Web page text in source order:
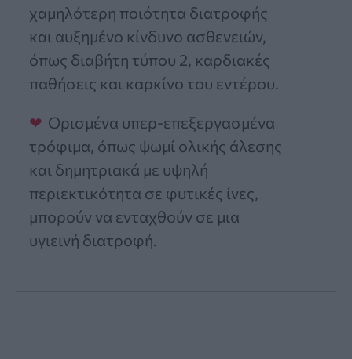
χαμηλότερη ποιότητα διατροφής
και αυξημένο κίνδυνο ασθενειών,
όπως διαβήτη τύπου 2, καρδιακές
παθήσεις και καρκίνο του εντέρου.
Ορισμένα υπερ-επεξεργασμένα
τρόφιμα, όπως ψωμί ολικής άλεσης
και δημητριακά με υψηλή
περιεκτικότητα σε φυτικές ίνες,
μπορούν να ενταχθούν σε μια
υγιεινή διατροφή.